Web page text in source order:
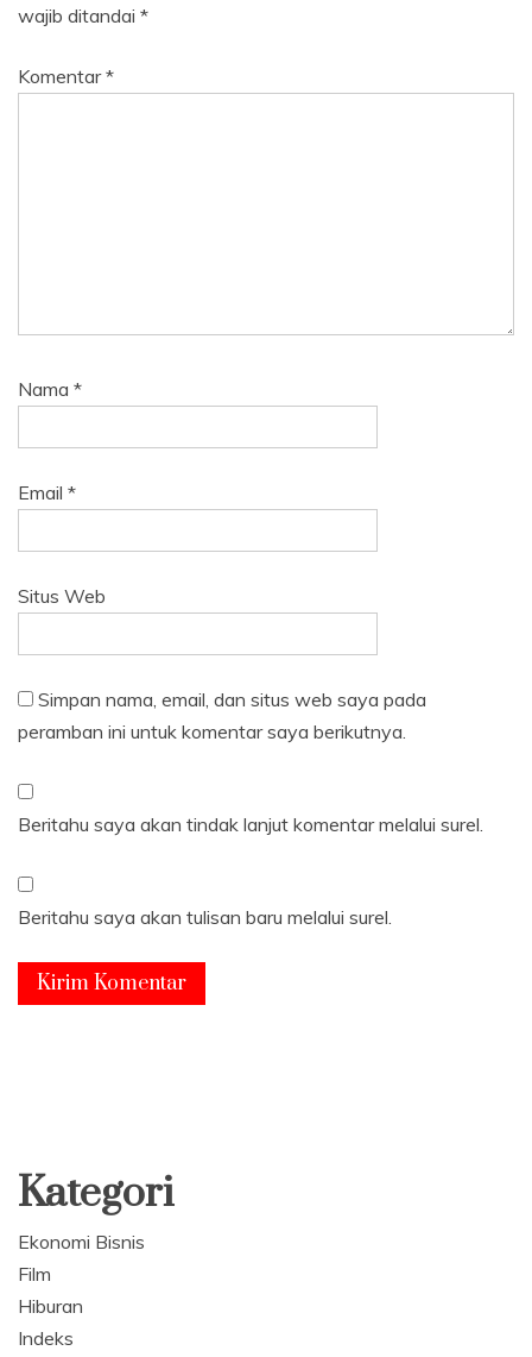
wajib ditandai *
Komentar*
Nama *
Email *
Situs Web
Simpan nama, email, dan situs web saya pada
peramban ini untuk komentar saya berikutnya.
Beritahu saya akan tindak lanjut komentar melalui surel.
Beritahu saya akan tulisan baru melalui surel.
Kategori
Ekonomi Bisnis
Film
Hiburan
Indeks